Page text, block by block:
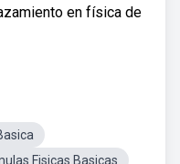
en física de
Fisicas Basicas